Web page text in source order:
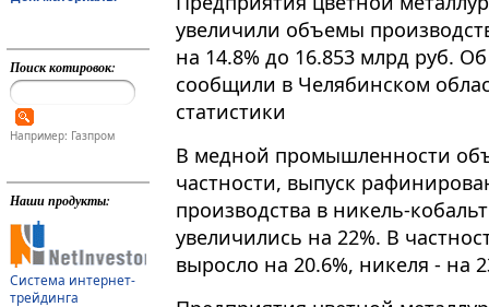
Поиск котировок:
Например: Газпром
Наши продукты:
Система интернет-
трейдинга
увеличили объемы
на 14.8% до 16.853 млрд руб.
сообщили в Челябинском
статистики
В медной промышленности
частности, выпуск
производства в никель-
увеличились на 22%. В
выросло на 20.6%, никеля - на